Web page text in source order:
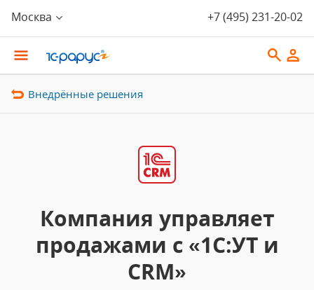
Москва +7 (495) 231-20-02
Внедрённые решения
Компания управляет
продажами с «1С:УТ и
CRM»